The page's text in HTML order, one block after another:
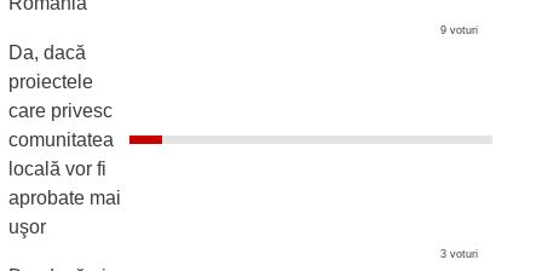
9 voturi
Da, dacă
proiectele
care privesc
comunitatea
locală vor fi
aprobate mai
uşor
3 voturi